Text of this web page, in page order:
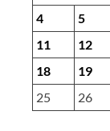
4
5
11
12
18
19
25
26